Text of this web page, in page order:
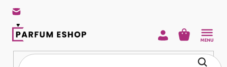
conținut
COŞ